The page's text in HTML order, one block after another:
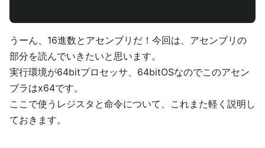
うーん、16進数とアセンブリだ！今回は、アセンブリの
部分を読んでいきたいと思います。
実行環境が64bitプロセッサ、64bitOSなのでこのアセン
ブラはx64です。
ここで使うレジスタと命令について、これまた軽く説明し
ておきます。